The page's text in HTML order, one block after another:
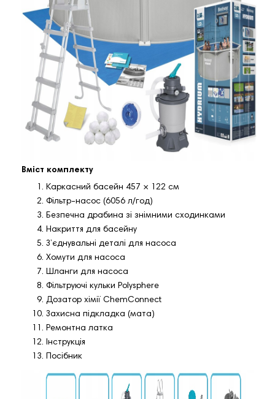
Вміст комплекту
Каркасний басейн 457 × 122 см
Фільтр‑насос (6056 л/год)
Безпечна драбина зі знімними сходинками
Накриття для басейну
З’єднувальні деталі для насоса
Хомути для насоса
Шланги для насоса
Фільтруючі кульки Polysphere
Дозатор хімії ChemConnect
Захисна підкладка (мата)
Ремонтна латка
Інструкція
Посібник